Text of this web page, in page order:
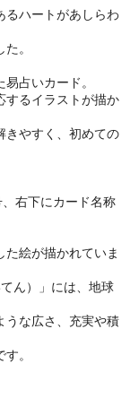
るハートがあしらわ
。
占いカード。
するイラストが描か
きやすく、初めての
右下にカード名称
絵が描かれていま
ん）」には、地球
うな広さ、充実や積
。